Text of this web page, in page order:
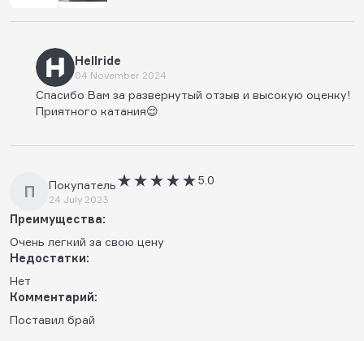
Hellride
04 November 2024
Спасибо Вам за развернутый отзыв и высокую оценку!
Приятного катания😌
П Покупатель
24 July 2023
5.0
Преимущества:
Очень легкий за свою цену
Недостатки:
Нет
Комментарий:
Поставил брай